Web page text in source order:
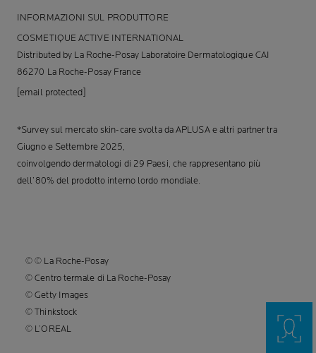
INFORMAZIONI SUL PRODUTTORE
COSMETIQUE ACTIVE INTERNATIONAL
Distributed by La Roche-Posay Laboratoire Dermatologique CAI
86270 La Roche-Posay France
[email protected]
*Survey sul mercato skin-care svolta da APLUSA e altri partner tra
Giugno e Settembre 2025,
coinvolgendo dermatologi di 29 Paesi, che rappresentano più
dell’80% del prodotto interno lordo mondiale.
© © La Roche-Posay
© Centro termale di La Roche-Posay
© Getty Images
© Thinkstock
© L’OREAL